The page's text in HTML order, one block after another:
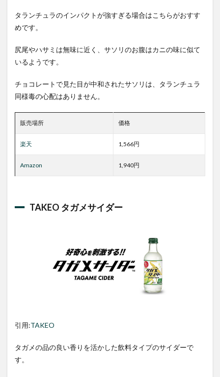
タランチュラのインパクトが強すぎる場合はこちらがおすす
めです。
尻尾やハサミは無味に近く、サソリのお腹はカニの味に似て
いるようです。
チョコレートで見た目が中和されたサソリは、タランチュラ
同様毒の心配はありません。
販売場所 価格
楽天 1,566円
Amazon 1,940円
TAKEO タガメサイダー
引用:TAKEO
タガメの品の良い香りを活かした飲料タイプのサイダーで
す。